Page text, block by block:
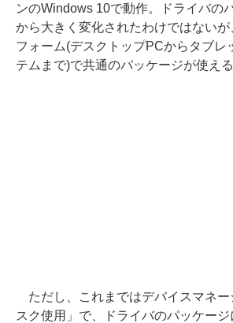
ンのWindows 10で動作。ドライバの
から大きく変化されたわけではないが
フォーム(デスクトップPCからタブレ
テムまで)で共通のパッケージが使える
ただし、これまではデバイスマネー
スク使用」で、ドライバのパッケー